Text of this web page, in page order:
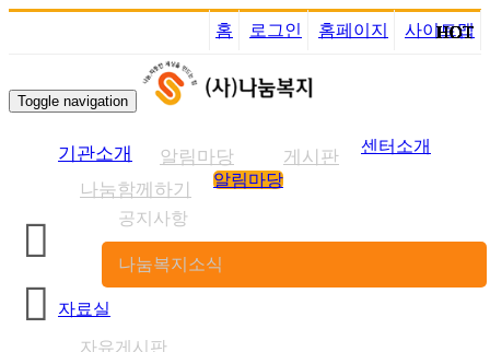
홈 로그인 홈페이지 사이트맵
Toggle navigation
기관소개 알림마당
게시판
나눔함께하기
센터소개
알림마당
공지사항
나눔복지소식
자료실
자유게시판
HOT
HOT
HOT
HOT
HOT
HOT
HOT
HOT
HOT
HOT
HOT
HOT
HOT
HOT
HOT